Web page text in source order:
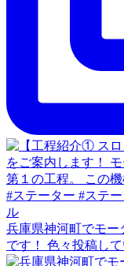
兵庫県神河町でモー
です！ 色々投稿し